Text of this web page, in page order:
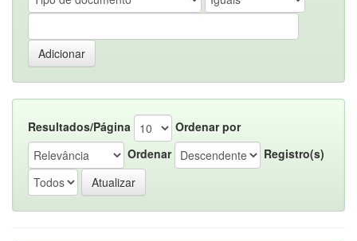
Resultados/Página
Ordenar por
Ordenar
Registro(s)